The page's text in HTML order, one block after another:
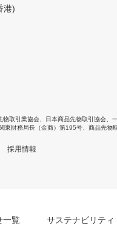
港)
物取引業協会 日本商品先物取引協会
東財務局長（金商）第195号、商品先物
採用情報
一覧 サステナビリティ